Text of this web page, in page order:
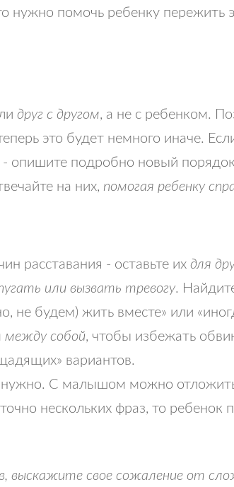
нужно помочь ребенку пережить
друг с другом, а не с ребенком.
это будет немного иначе.
опишите подробно новый
на них, помогая ребенку
расставания - оставьте ихдля
или вызвать тревогу.
будем) жить вместе» или
между собой, чтобы избежать
вариантов.
С малышом можно отложить
нескольких фраз, то
выскажите свое сожаление от